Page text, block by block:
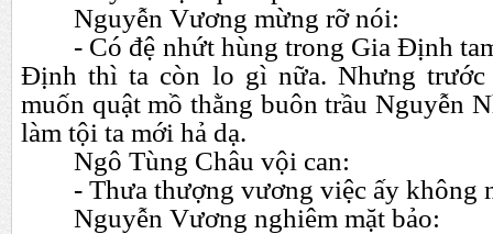
Nguyễn Vương mừng rỡ nói:
- Có đệ nhứt hùng trong Gia Định
Định thì ta còn lo gì nữa. Nhưng
muốn quật mồ thằng buôn trầu Nguyễn
làm tội ta mới hả dạ.
Ngô Tùng Châu vội can:
- Thưa thượng vương việc ấy không
Nguyễn Vương nghiêm mặt bảo: